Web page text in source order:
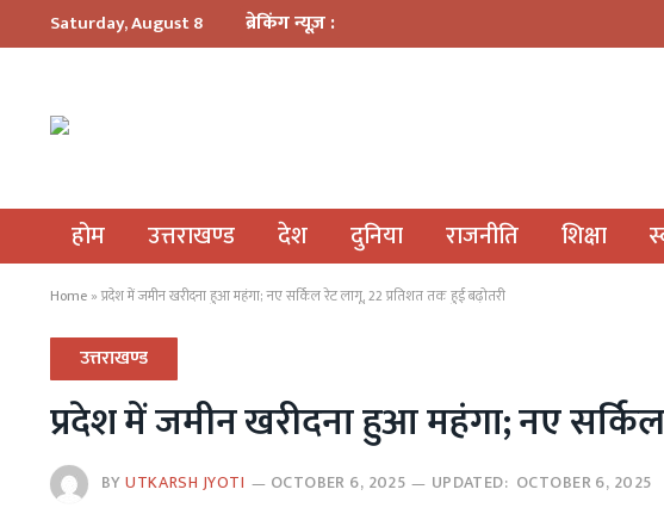
Saturday, August 8 ब्रेकिंग न्यूज़ :
होम उत्तराखण्ड देश दुनिया राजनीति शिक्षा
Home »प्रदेश में जमीन खरीदना हुआ महंगा; नए सर्किल रेट लागू, 22 प्रतिशत तक हुई बढ़ोतरी
उत्तराखण्ड
प्रदेश में जमीन खरीदना हुआ महंगा; नए
BYUTKARSH JYOTI OCTOBER 6, 2025 UPDATED: OCTOBER 6, 2025